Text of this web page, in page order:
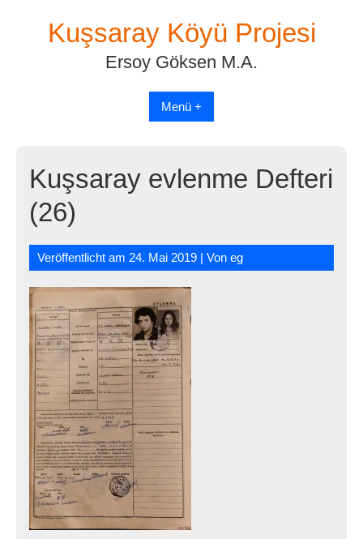
Kuşsaray Köyü Projesi
Ersoy Göksen M.A.
Menü +
Kuşsaray evlenme Defteri
(26)
Veröffentlicht am 24. Mai 2019 | Voneg